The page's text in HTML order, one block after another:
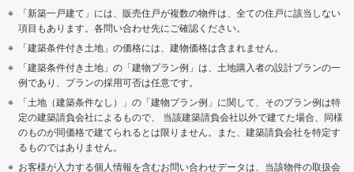
「新築一戸建て」には、販売住戸が複数の物件は、全ての住戸に該当しない
項目もあります。各問い合わせ先にご確認ください。
「建築条件付き土地」の価格には、建物価格は含まれません。
「建築条件付き土地」の「建物プラン例」は、土地購入者の設計プランの一
例であり、プランの採用可否は任意です。
「土地（建築条件なし）」の「建物プラン例」に関して、そのプラン例は特
定の建築請負会社によるもので、 当該建築請負会社以外で建てた場合、同様
のものが同価格で建てられるとは限りません。また、建築請負会社を特定す
るものではありません。
お客様が入力する個人情報を含むお問い合わせデータは、当該物件の取扱会